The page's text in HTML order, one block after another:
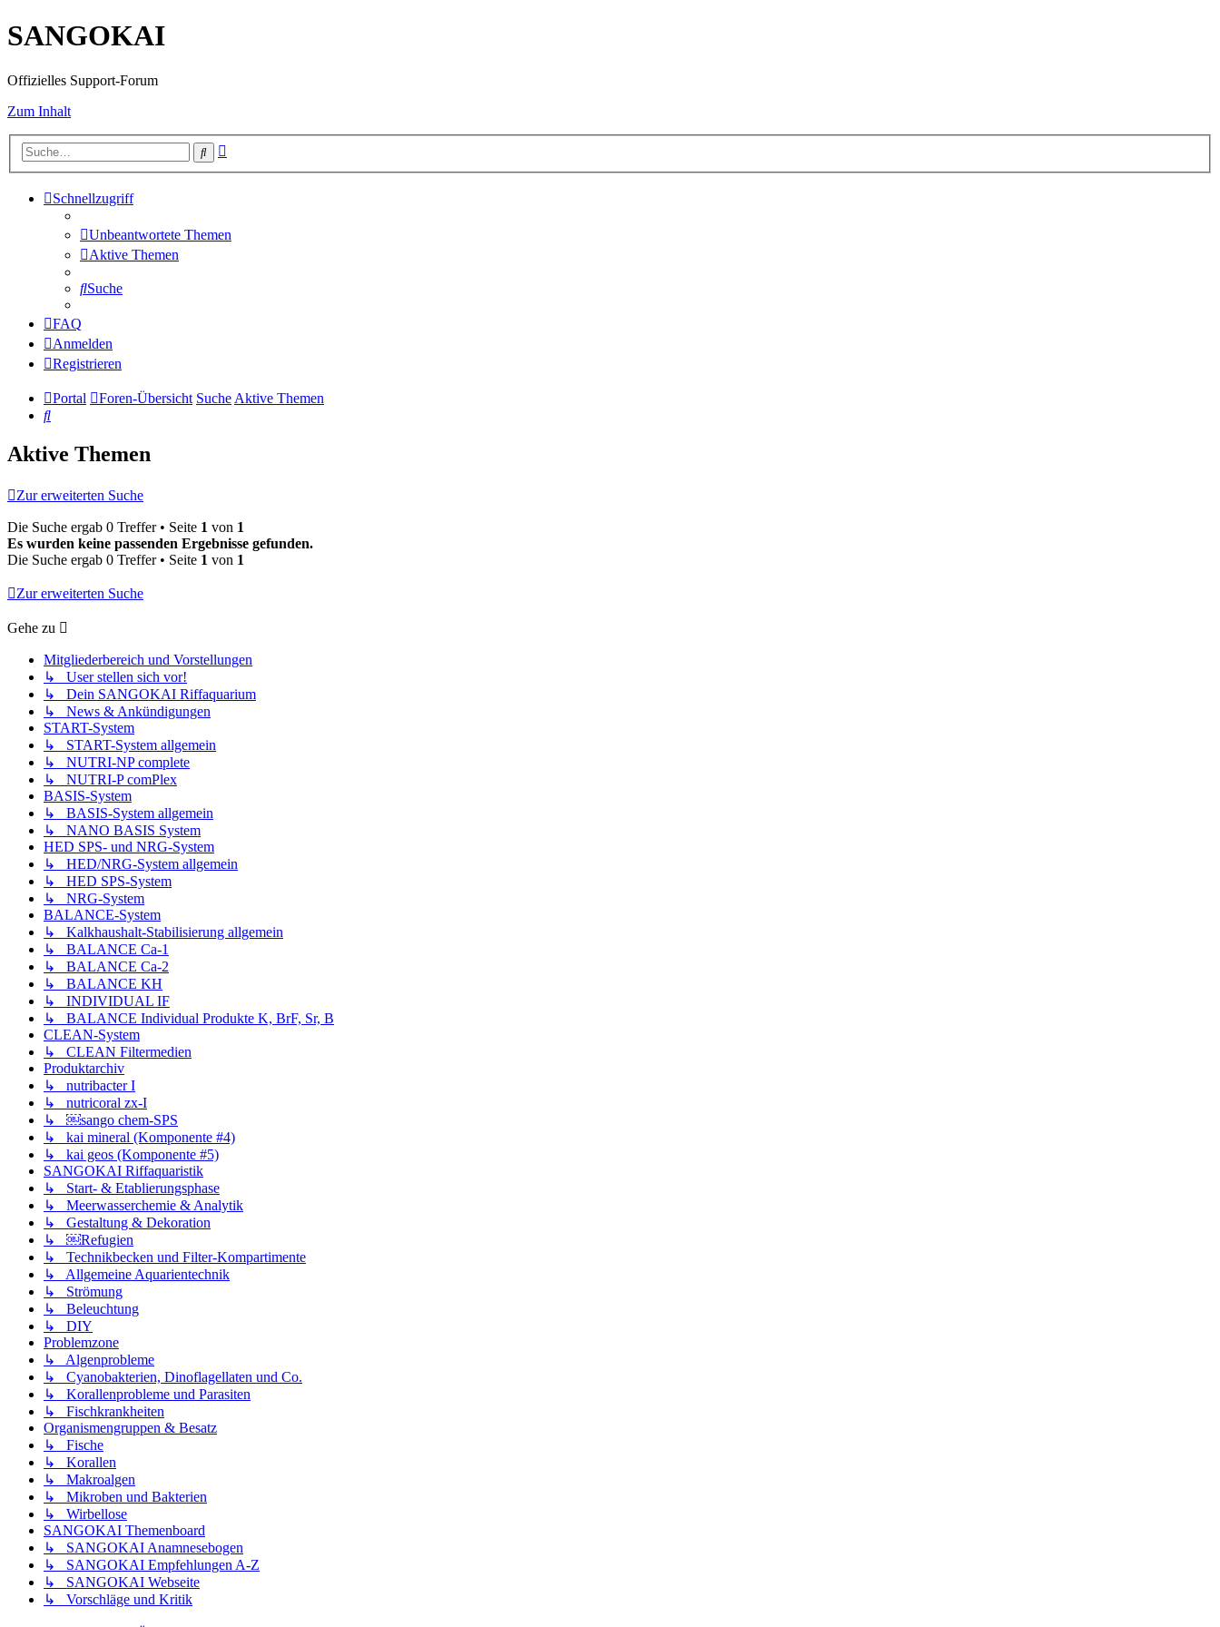
SANGOKAI
Offizielles Support-Forum
Zum Inhalt
Suche
Schnellzugriff
Unbeantwortete Themen
Aktive Themen
Suche
FAQ
Anmelden
Registrieren
Portal Foren-Übersicht SucheAktive Themen
Suche
Aktive Themen
Zur erweiterten Suche
Die Suche ergab 0 Treffer • Seite 1 von 1
Es wurden keine passenden Ergebnisse gefunden.
Die Suche ergab 0 Treffer • Seite 1 von 1
Zur erweiterten Suche
Gehe zu
Mitgliederbereich und Vorstellungen
↳ User stellen sich vor!
↳ Dein SANGOKAI Riffaquarium
↳ News & Ankündigungen
START-System
↳ START-System allgemein
↳ NUTRI-NP complete
↳ NUTRI-P comPlex
BASIS-System
↳ BASIS-System allgemein
↳ NANO BASIS System
HED SPS- und NRG-System
↳ HED/NRG-System allgemein
↳ HED SPS-System
↳ NRG-System
BALANCE-System
↳ Kalkhaushalt-Stabilisierung allgemein
↳ BALANCE Ca-1
↳ BALANCE Ca-2
↳ BALANCE KH
↳ INDIVIDUAL IF
↳ BALANCE Individual Produkte K, BrF, Sr, B
CLEAN-System
↳ CLEAN Filtermedien
Produktarchiv
↳ nutribacter I
↳ nutricoral zx-I
↳ ￼sango chem-SPS
↳ kai mineral (Komponente #4)
↳ kai geos (Komponente #5)
SANGOKAI Riffaquaristik
↳ Start- & Etablierungsphase
↳ Meerwasserchemie & Analytik
↳ Gestaltung & Dekoration
↳ ￼Refugien
↳ Technikbecken und Filter-Kompartimente
↳ Allgemeine Aquarientechnik
↳ Strömung
↳ Beleuchtung
↳ DIY
Problemzone
↳ Algenprobleme
↳ Cyanobakterien, Dinoflagellaten und Co.
↳ Korallenprobleme und Parasiten
↳ Fischkrankheiten
Organismengruppen & Besatz
↳ Fische
↳ Korallen
↳ Makroalgen
↳ Mikroben und Bakterien
↳ Wirbellose
SANGOKAI Themenboard
↳ SANGOKAI Anamnesebogen
↳ SANGOKAI Empfehlungen A-Z
↳ SANGOKAI Webseite
↳ Vorschläge und Kritik